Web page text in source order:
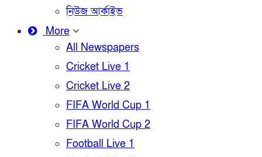
নিউজ আর্কাইভ
More
All Newspapers
Cricket Live 1
Cricket Live 2
FIFA World Cup 1
FIFA World Cup 2
Football Live 1